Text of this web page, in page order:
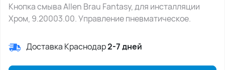
Кнопка смыва Allen Brau Fantasy, для инсталляции
Хром, 9.20003.00. Управление пневматическое.
Доставка Краснодар2-7 дней